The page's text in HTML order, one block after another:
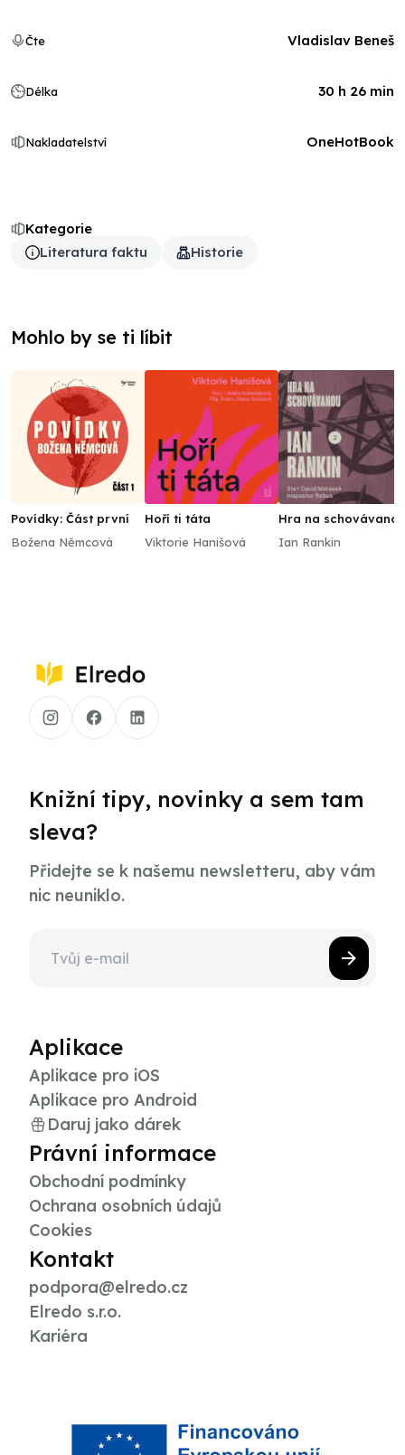
Kategorie
Literatura faktu
Historie
Čte Vladislav Beneš
Délka 30 h 26 min
Nakladatelství OneHotBook
Mohlo by se ti líbit
Povídky: Část první
Božena Němcová
Hoří ti táta
Viktorie Hanišová
Hra na schovávanou
Ian Rankin
Knižní tipy, novinky a sem tam
sleva?
Přidejte se k našemu newsletteru, aby vám
nic neuniklo.
Aplikace
Aplikace pro iOS
Aplikace pro Android
Daruj jako dárek
Právní informace
Obchodní podmínky
Ochrana osobních údajů
Cookies
Kontakt
podpora@elredo.cz
Elredo s.r.o.
Kariéra